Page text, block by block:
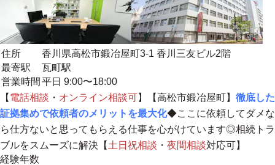
住所
香川県高松市鍛冶屋町3-1 香川三友ビル2階
最寄駅
瓦町駅
営業時間 平日 9:00〜18:00
【 電話相談 ・ オンライン相談可】【高松市鍛冶屋町】 徹底した
証拠集めで依頼者のメリットを最大化◆ここに依頼してダメな
ら仕方ないと思ってもらえる仕事を心がけています◎相続トラ
ブルをスムーズに解決【 土日祝相談 ・ 夜間相談対応可】
経験年数